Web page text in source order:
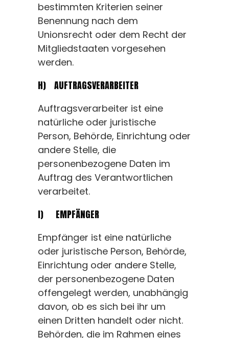
bestimmten Kriterien seiner
Benennung nach dem
Unionsrecht oder dem Recht der
Mitgliedstaaten vorgesehen
werden.
H) AUFTRAGSVERARBEITER
Auftragsverarbeiter ist eine
natürliche oder juristische
Person, Behörde, Einrichtung oder
andere Stelle, die
personenbezogene Daten im
Auftrag des Verantwortlichen
verarbeitet.
I) EMPFÄNGER
Empfänger ist eine natürliche
oder juristische Person, Behörde,
Einrichtung oder andere Stelle,
der personenbezogene Daten
offengelegt werden, unabhängig
davon, ob es sich bei ihr um
einen Dritten handelt oder nicht.
Behörden, die im Rahmen eines